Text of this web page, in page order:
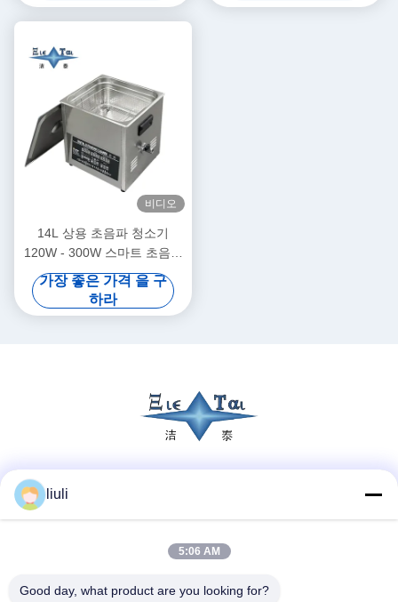
비디오
14L 상용 초음파 청소기
120W - 300W 스마트 초음파
청소기
가장 좋은 가격 을 구
하라
liuli
5:06 AM
Good day, what product are you looking for?